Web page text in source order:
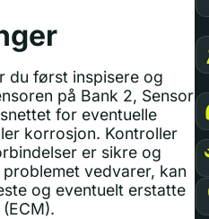
du først inspisere og
på Bank 2, Sensor
for eventuelle
korrosjon. Kontroller
er sikre og
vedvarer, kan
og eventuelt erstatte